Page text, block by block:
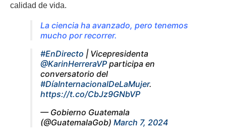
calidad de vida.
La ciencia ha avanzado, pero tenemos
mucho por recorrer.
#EnDirecto | Vicepresidenta
@KarinHerreraVP participa en
conversatorio del
#DíaInternacionalDeLaMujer.
https://t.co/CbJz9GNbVP
— Gobierno Guatemala
(@GuatemalaGob) March 7, 2024